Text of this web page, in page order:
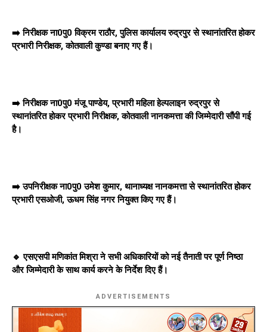
➡️ निरीक्षक ना0पु0 विक्रम राठौर, पुलिस कार्यालय रुद्रपुर से स्थानांतरित होकर
प्रभारी निरीक्षक, कोतवाली कुण्डा बनाए गए हैं।
➡️ निरीक्षक ना0पु0 मंजू पाण्डेय, प्रभारी महिला हेल्पलाइन रुद्रपुर से
स्थानांतरित होकर प्रभारी निरीक्षक, कोतवाली नानकमत्ता की जिम्मेदारी सौंपी गई
है।
➡️ उपनिरीक्षक ना0पु0 उमेश कुमार, थानाध्यक्ष नानकमत्ता से स्थानांतरित होकर
प्रभारी एसओजी, ऊधम सिंह नगर नियुक्त किए गए हैं।
🔹 एसएसपी मणिकांत मिश्रा ने सभी अधिकारियों को नई तैनाती पर पूर्ण निष्ठा
और जिम्मेदारी के साथ कार्य करने के निर्देश दिए हैं।
ADVERTISEMENTS